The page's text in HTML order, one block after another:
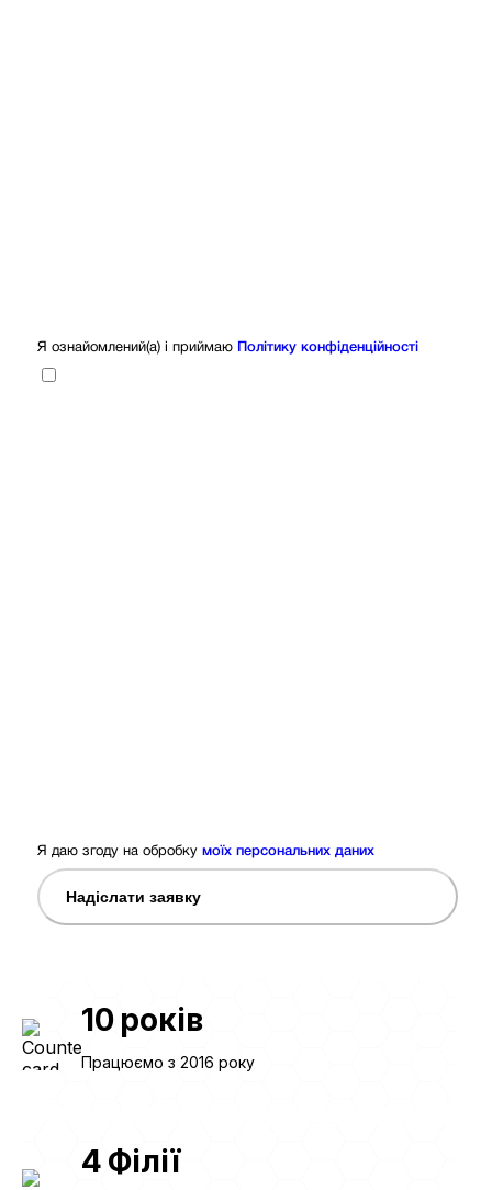
Я ознайомлений(а) і приймаю Політику конфіденційності
Я даю згоду на обробку моїх персональних даних
Надіслати заявку
10 років
Працюємо з 2016 року
4 Філії